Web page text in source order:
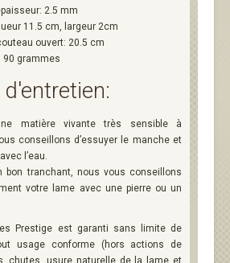
2.5 mm
11.5 cm, largeur 2cm
ouvert: 20.5 cm
90 grammes
matière vivante très sensible à
conseillons d’essuyer le manche et
l’eau.
bon tranchant, nous vous conseillons
votre lame avec une pierre ou un
Prestige est garanti sans limite de
usage conforme (hors actions de
chutes, usure naturelle de la lame et